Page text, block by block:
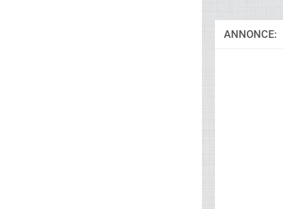
ANNONCE: